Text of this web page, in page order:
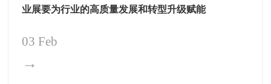
业展要为行业的高质量发展和转型升级赋能
03 Feb
→